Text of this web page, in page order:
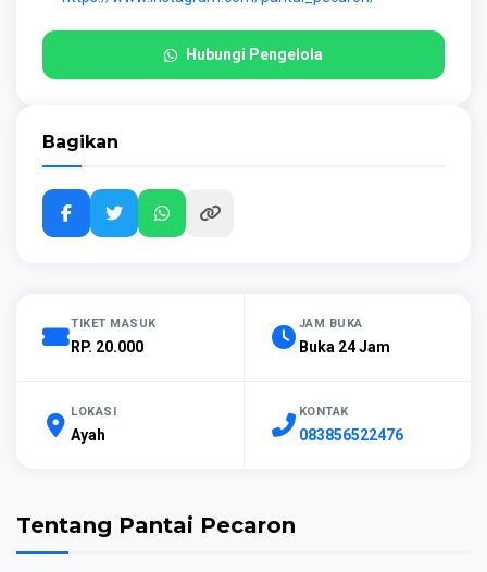
TIKET MASUK
RP. 20.000
JAM BUKA
Buka 24 Jam
LOKASI
Ayah
KONTAK
083856522476
Tentang Pantai Pecaron
Hubungi Pengelola
Bagikan